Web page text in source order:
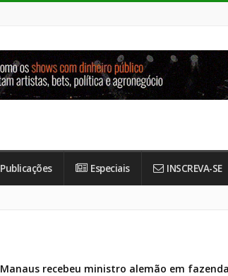
Publicações Especiais INSCREVA-SE
recebeu ministro alemão em fazenda